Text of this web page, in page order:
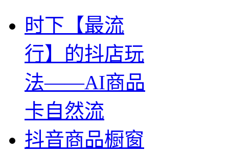
时下【最流
行】的抖店玩
法——AI商品
卡自然流
抖音商品橱窗